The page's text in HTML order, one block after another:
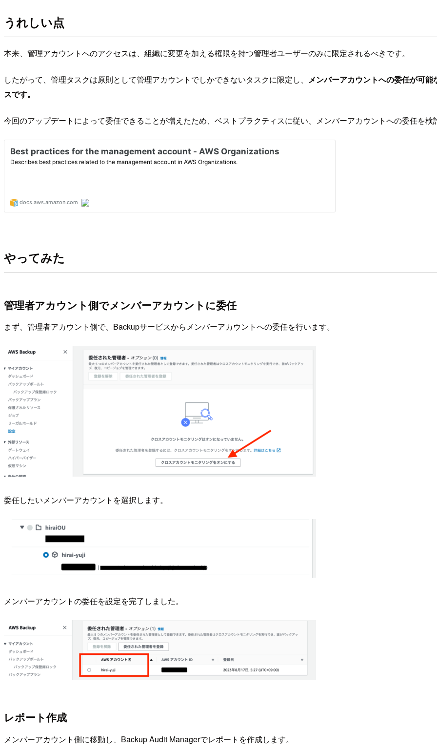
うれしい点
本来、管理アカウントへのアクセスは、組織に変更を加える権限を持つ管理者ユーザーのみに限定されるべきです。
したがって、管理タスクは原則として管理アカウントでしかできないタスクに限定し、 メンバーアカウントへの委任が可
スです。
今回のアップデートによって委任できることが増えたため、ベストプラクティスに従い、メンバーアカウントへの委任を検
やってみた
管理者アカウント側でメンバーアカウントに委任
まず、管理者アカウント側で、Backupサービスからメンバーアカウントへの委任を行います。
委任したいメンバーアカウントを選択します。
メンバーアカウントの委任を設定を完了しました。
レポート作成
メンバーアカウント側に移動し、Backup Audit Managerでレポートを作成します。